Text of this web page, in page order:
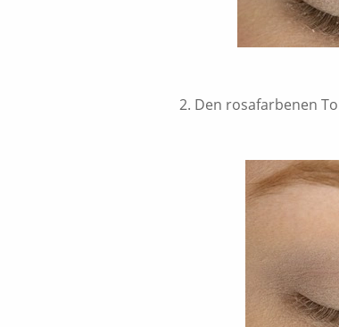
2. Den rosafarbenen